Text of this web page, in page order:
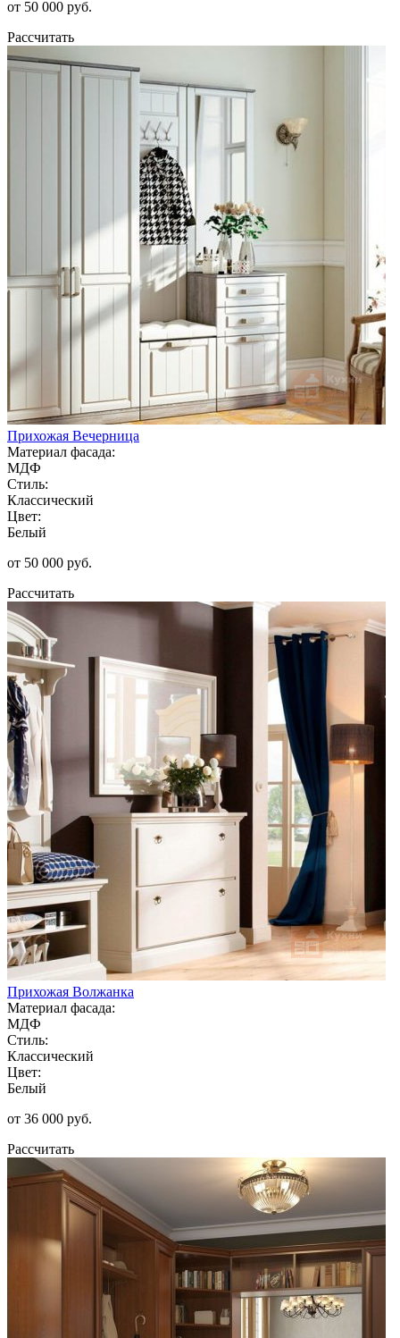
от 50 000 руб.
Рассчитать
Прихожая Вечерница
Материал фасада:
МДФ
Стиль:
Классический
Цвет:
Белый
от 50 000 руб.
Рассчитать
Прихожая Волжанка
Материал фасада:
МДФ
Стиль:
Классический
Цвет:
Белый
от 36 000 руб.
Рассчитать